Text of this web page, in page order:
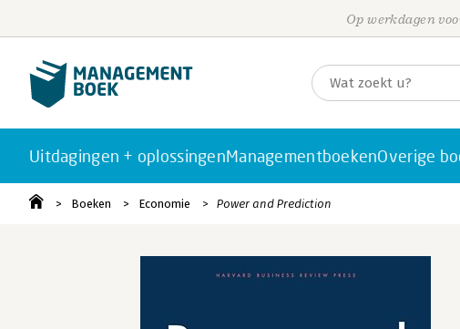
Op werkdagen
Uitdagingen + oplossingenManagementboekenOverige
Boeken Economie Power and Prediction